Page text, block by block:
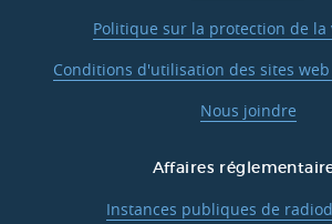
Politique sur la protection de la
Conditions d'utilisation des sites
Nous joindre
Affaires
Instances publiques de